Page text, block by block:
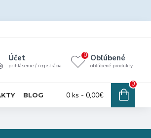
Účet
prihlásenie / registrácia
Obľúbené
obľúbené produkty
0
BLOG 0 ks - 0,00€
0